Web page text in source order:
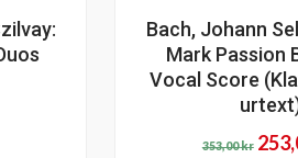
Bach, Johann
Mark Passion
Vocal Score
353,00kr Det